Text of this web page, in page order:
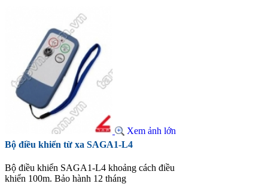
Xem ảnh lớn
Bộ điều khiển từ xa SAGA1-L4
Bộ điều khiển SAGA1-L4 khoảng cách điều
khiển 100m. Bảo hành 12 tháng